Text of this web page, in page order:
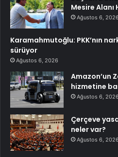
Mesire Alanı
Ağustos 6, 2026
Karamahmutoğlu: PKK’nın
sürüyor
Ağustos 6, 2026
Amazon’un
hizmetine
Ağustos 6, 2026
Çerçeve
neler var?
Ağustos 6, 2026